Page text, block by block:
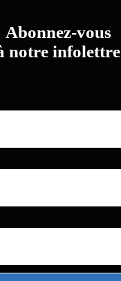
Abonnez-vous
notre infolettre